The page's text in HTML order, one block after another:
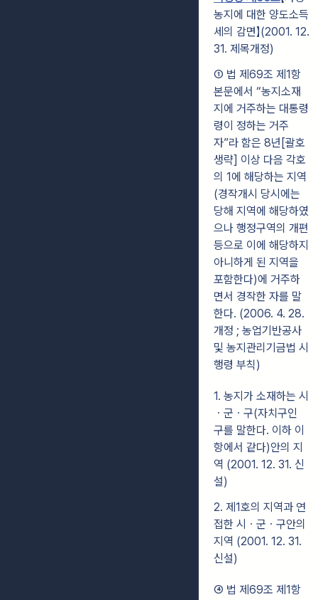
농지에 대한 양도소득
세의 감면】(2001. 12.
31. 제목개정)
① 법 제69조 제1항
본문에서 “농지소재
지에 거주하는 대통령
령이 정하는 거주
자”라 함은 8년[괄호
생략] 이상 다음 각호
의 1에 해당하는 지역
(경작개시 당시에는
당해 지역에 해당하였
으나 행정구역의 개편
등으로 이에 해당하지
아니하게 된 지역을
포함한다)에 거주하
면서 경작한 자를 말
한다. (2006. 4. 28.
개정 ; 농업기반공사
및 농지관리기금법 시
행령 부칙)
1. 농지가 소재하는 시
ㆍ군ㆍ구(자치구인
구를 말한다. 이하 이
항에서 같다)안의 지
역 (2001. 12. 31. 신
설)
2. 제1호의 지역과 연
접한 시ㆍ군ㆍ구안의
지역 (2001. 12. 31.
신설)
④ 법 제69조 제1항